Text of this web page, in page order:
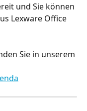
und Sie können
Lexware Office
Sie in unserem